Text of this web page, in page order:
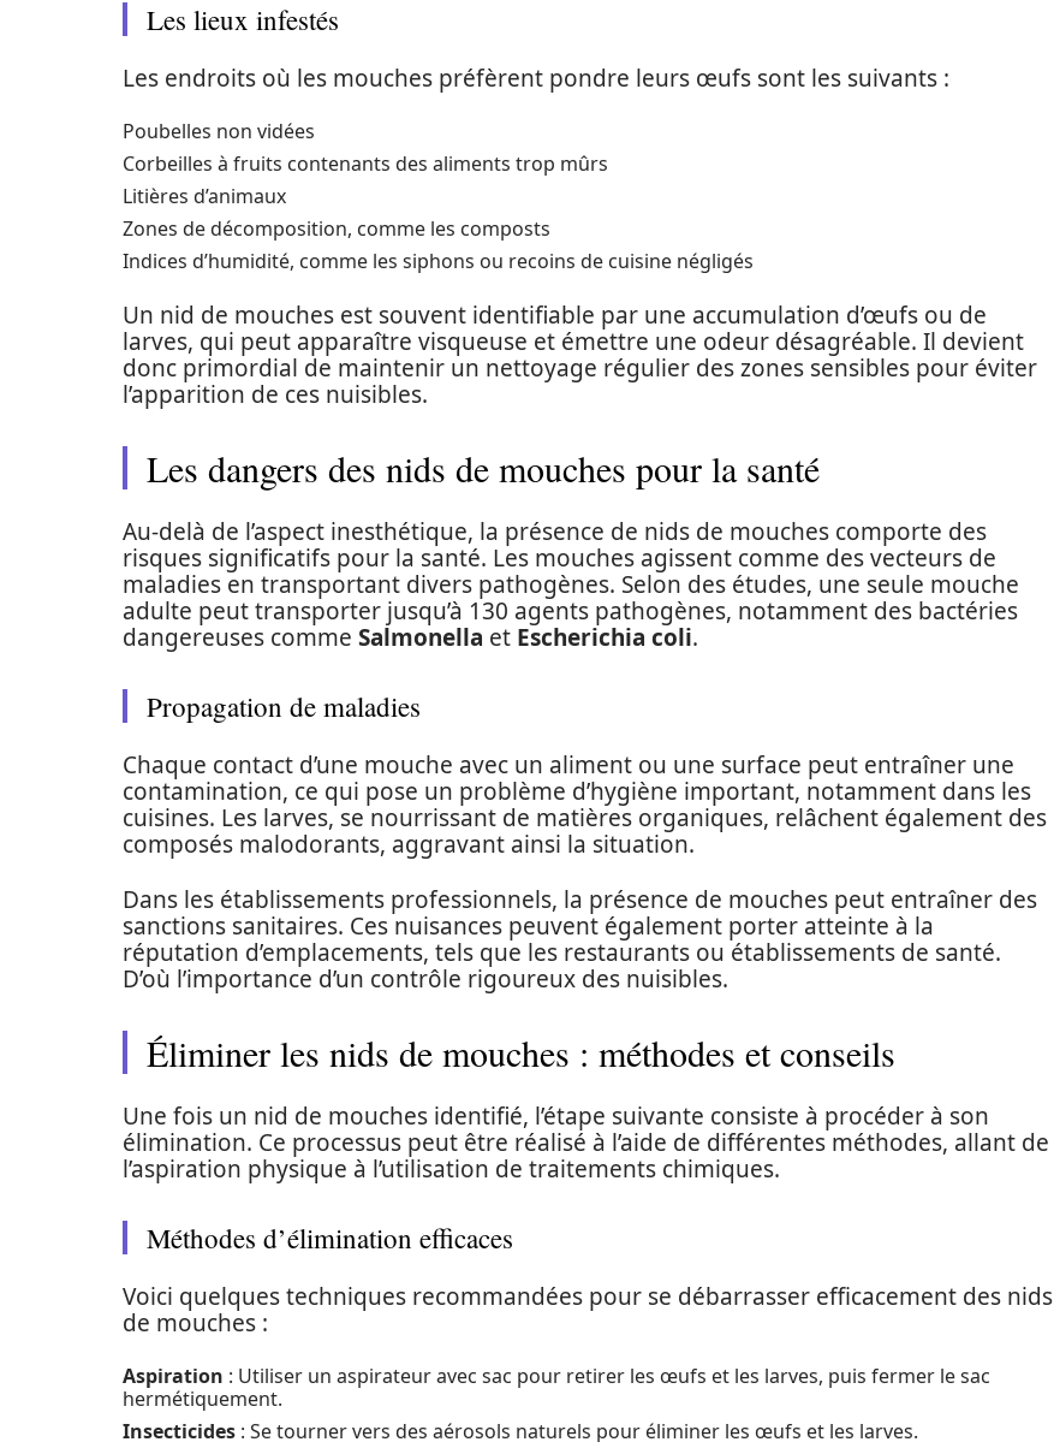
Les lieux infestés
Les endroits où les mouches préfèrent pondre leurs œufs sont les suivants :
Poubelles non vidées
Corbeilles à fruits contenants des aliments trop mûrs
Litières d’animaux
Zones de décomposition, comme les composts
Indices d’humidité, comme les siphons ou recoins de cuisine négligés
Un nid de mouches est souvent identifiable par une accumulation d’œufs ou de
larves, qui peut apparaître visqueuse et émettre une odeur désagréable. Il devient
donc primordial de maintenir un nettoyage régulier des zones sensibles pour éviter
l’apparition de ces nuisibles.
Les dangers des nids de mouches pour la santé
Au-delà de l’aspect inesthétique, la présence de nids de mouches comporte des
risques significatifs pour la santé. Les mouches agissent comme des vecteurs de
maladies en transportant divers pathogènes. Selon des études, une seule mouche
adulte peut transporter jusqu’à 130 agents pathogènes, notamment des bactéries
dangereuses comme Salmonella et Escherichia coli.
Propagation de maladies
Chaque contact d’une mouche avec un aliment ou une surface peut entraîner une
contamination, ce qui pose un problème d’hygiène important, notamment dans les
cuisines. Les larves, se nourrissant de matières organiques, relâchent également des
composés malodorants, aggravant ainsi la situation.
Dans les établissements professionnels, la présence de mouches peut entraîner des
sanctions sanitaires. Ces nuisances peuvent également porter atteinte à la
réputation d’emplacements, tels que les restaurants ou établissements de santé.
D’où l’importance d’un contrôle rigoureux des nuisibles.
Éliminer les nids de mouches : méthodes et conseils
Une fois un nid de mouches identifié, l’étape suivante consiste à procéder à son
élimination. Ce processus peut être réalisé à l’aide de différentes méthodes, allant de
l’aspiration physique à l’utilisation de traitements chimiques.
Méthodes d’élimination efficaces
Voici quelques techniques recommandées pour se débarrasser efficacement des nids
de mouches :
Aspiration : Utiliser un aspirateur avec sac pour retirer les œufs et les larves, puis fermer le sac
hermétiquement.
Insecticides : Se tourner vers des aérosols naturels pour éliminer les œufs et les larves.